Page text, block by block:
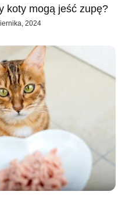
koty mogą jeść zupę?
2024